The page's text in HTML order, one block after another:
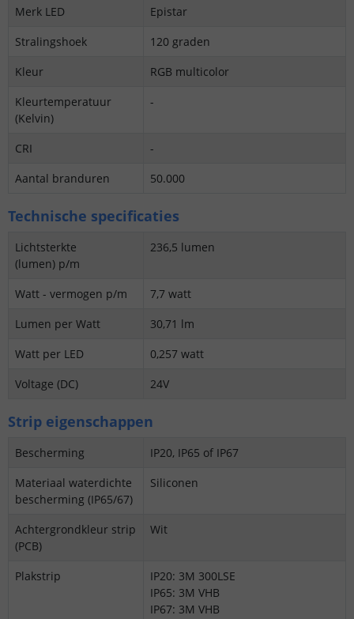
Merk LED
Epistar
Stralingshoek
120 graden
Kleur
RGB multicolor
Kleurtemperatuur
(Kelvin)
-
CRI
-
Aantal branduren
50.000
Technische specificaties
Lichtsterkte
(lumen) p/m
236,5 lumen
Watt - vermogen p/m
7,7 watt
Lumen per Watt
30,71 lm
Watt per LED
0,257 watt
Voltage (DC)
24V
Strip eigenschappen
Bescherming
IP20, IP65 of IP67
Materiaal waterdichte
bescherming (IP65/67)
Siliconen
Achtergrondkleur strip
(PCB)
Wit
Plakstrip
IP20: 3M 300LSE
IP65: 3M VHB
IP67: 3M VHB